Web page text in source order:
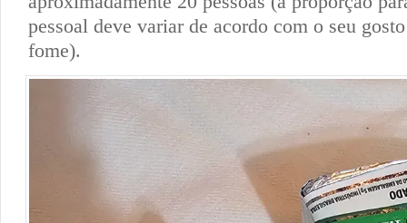
pessoal deve variar de acordo com o seu
fome).